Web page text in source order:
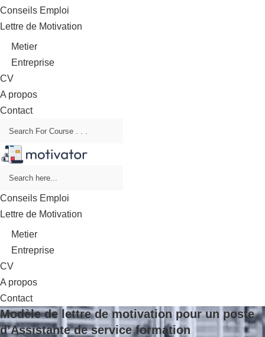
Conseils Emploi
Lettre de Motivation
Metier
Entreprise
CV
A propos
Contact
Conseils Emploi
Lettre de Motivation
Metier
Entreprise
CV
A propos
Contact
Modèle de lettre de motivation pour un poste
d’Assistante de service formation